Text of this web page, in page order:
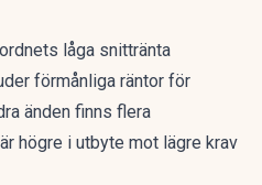
låga snittränta
förmånliga räntor för
änden finns flera
högre i utbyte mot lägre krav